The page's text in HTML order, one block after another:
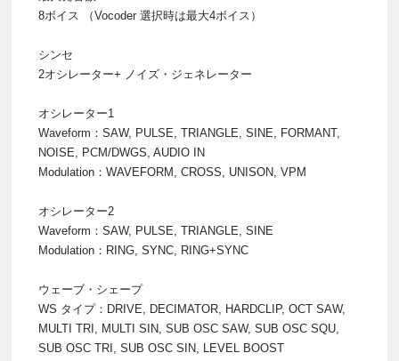
8ボイス （Vocoder 選択時は最大4ボイス）
シンセ
2オシレーター+ ノイズ・ジェネレーター
オシレーター1
Waveform：SAW, PULSE, TRIANGLE, SINE, FORMANT,
NOISE, PCM/DWGS, AUDIO IN
Modulation：WAVEFORM, CROSS, UNISON, VPM
オシレーター2
Waveform：SAW, PULSE, TRIANGLE, SINE
Modulation：RING, SYNC, RING+SYNC
ウェーブ・シェープ
WS タイプ：DRIVE, DECIMATOR, HARDCLIP, OCT SAW,
MULTI TRI, MULTI SIN, SUB OSC SAW, SUB OSC SQU,
SUB OSC TRI, SUB OSC SIN, LEVEL BOOST